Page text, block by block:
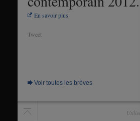
En savoir plus
Tweet
Voir toutes les brèves